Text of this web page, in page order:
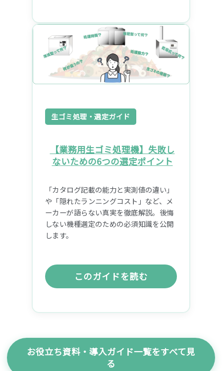
生ゴミ処理・選定ガイド
【業務用生ゴミ処理機】失敗し
ないための6つの選定ポイント
「カタログ記載の能力と実測値の違い」
や「隠れたランニングコスト」など、メ
ーカーが語らない真実を徹底解説。後悔
しない機種選定のための必須知識を公開
します。
このガイドを読む
お役立ち資料・導入ガイド一覧をすべて見
る